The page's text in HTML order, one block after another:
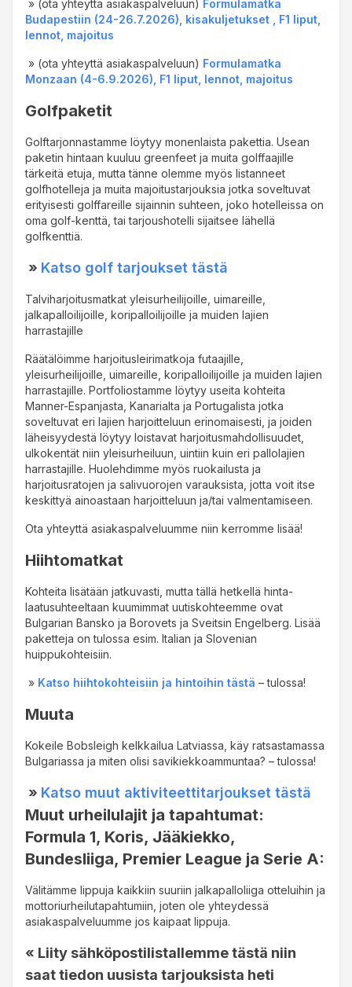
» (ota yhteyttä asiakaspalveluun) Formulamatka
Budapestiin (24-26.7.2026), kisakuljetukset , F1 liput,
lennot, majoitus
» (ota yhteyttä asiakaspalveluun) Formulamatka
Monzaan (4-6.9.2026), F1 liput, lennot, majoitus
Golfpaketit
Golftarjonnastamme löytyy monenlaista pakettia. Usean
paketin hintaan kuuluu greenfeet ja muita golffaajille
tärkeitä etuja, mutta tänne olemme myös listanneet
golfhotelleja ja muita majoitustarjouksia jotka soveltuvat
erityisesti golffareille sijainnin suhteen, joko hotelleissa on
oma golf-kenttä, tai tarjoushotelli sijaitsee lähellä
golfkenttiä.
» Katso golf tarjoukset tästä
Talviharjoitusmatkat yleisurheilijoille, uimareille,
jalkapalloilijoille, koripalloilijoille ja muiden lajien
harrastajille
Räätälöimme harjoitusleirimatkoja futaajille,
yleisurheilijoille, uimareille, koripalloilijoille ja muiden lajien
harrastajille. Portfoliostamme löytyy useita kohteita
Manner-Espanjasta, Kanarialta ja Portugalista jotka
soveltuvat eri lajien harjoitteluun erinomaisesti, ja joiden
läheisyydestä löytyy loistavat harjoitusmahdollisuudet,
ulkokentät niin yleisurheiluun, uintiin kuin eri pallolajien
harrastajille. Huolehdimme myös ruokailusta ja
harjoitusratojen ja salivuorojen varauksista, jotta voit itse
keskittyä ainoastaan harjoitteluun ja/tai valmentamiseen.
Ota yhteyttä asiakaspalveluumme niin kerromme lisää!
Hiihtomatkat
Kohteita lisätään jatkuvasti, mutta tällä hetkellä hinta-
laatusuhteeltaan kuumimmat uutiskohteemme ovat
Bulgarian Bansko ja Borovets ja Sveitsin Engelberg. Lisää
paketteja on tulossa esim. Italian ja Slovenian
huippukohteisiin.
» Katso hiihtokohteisiin ja hintoihin tästä – tulossa!
Muuta
Kokeile Bobsleigh kelkkailua Latviassa, käy ratsastamassa
Bulgariassa ja miten olisi savikiekkoammuntaa? – tulossa!
» Katso muut aktiviteettitarjoukset tästä
Muut urheilulajit ja tapahtumat:
Formula 1, Koris, Jääkiekko,
Bundesliiga, Premier League ja Serie A:
Välitämme lippuja kaikkiin suuriin jalkapalloliiga otteluihin ja
mottoriurheilutapahtumiin, joten ole yhteydessä
asiakaspalveluumme jos kaipaat lippuja.
« Liity sähköpostilistallemme tästä niin
saat tiedon uusista tarjouksista heti